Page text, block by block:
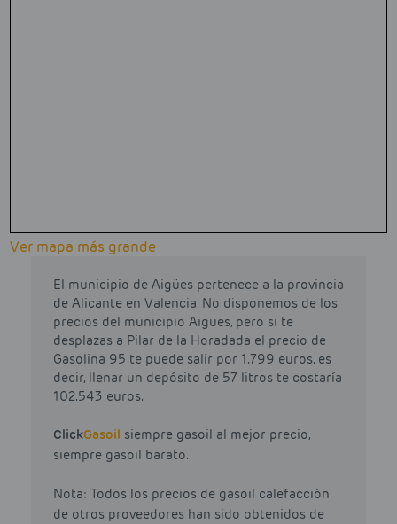
Ver mapa más grande
El municipio de Aigües pertenece a la provincia
de Alicante en Valencia. No disponemos de los
precios del municipio Aigües, pero si te
desplazas a Pilar de la Horadada el precio de
Gasolina 95 te puede salir por 1.799 euros, es
decir, llenar un depósito de 57 litros te costaría
102.543 euros.
ClickGasoil siempre gasoil al mejor precio,
siempre gasoil barato.
Nota: Todos los precios de gasoil calefacción
de otros proveedores han sido obtenidos de